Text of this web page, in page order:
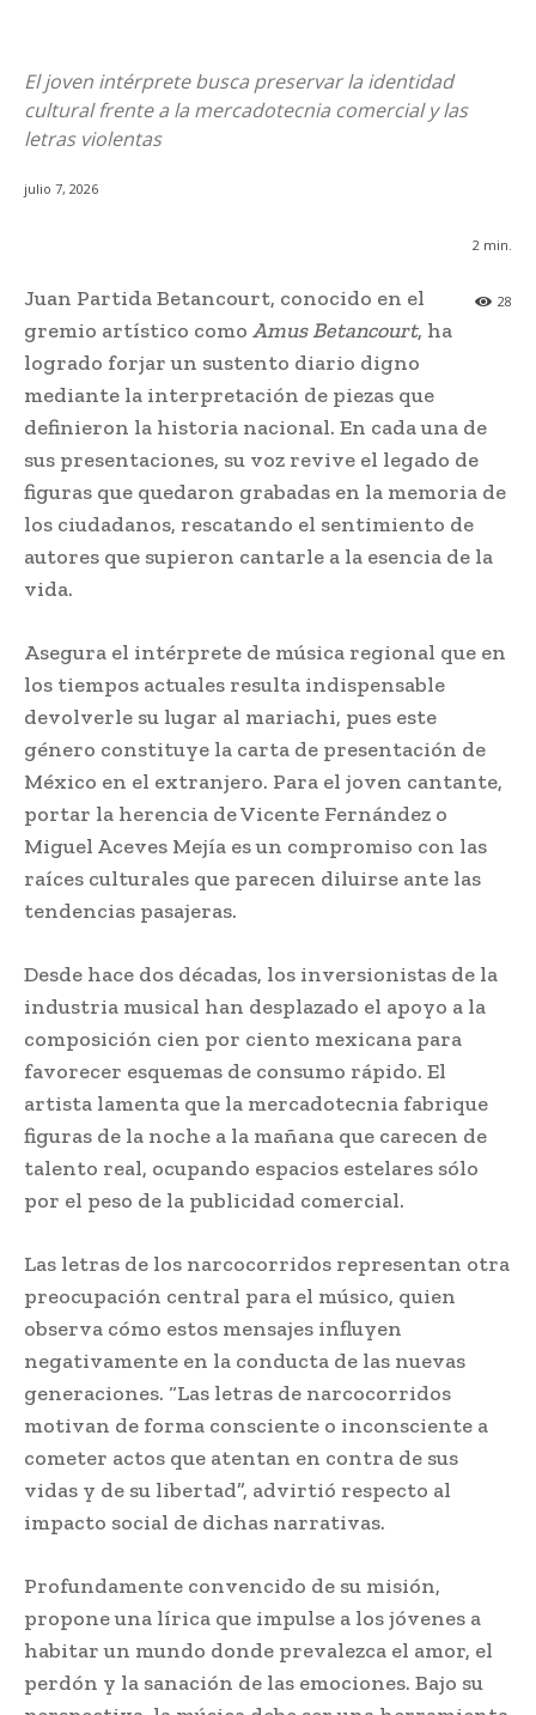
El joven intérprete busca preservar la identidad
cultural frente a la mercadotecnia comercial y las
letras violentas
julio 7, 2026
2 min.
28
Juan Partida Betancourt, conocido en el
gremio artístico como Amus Betancourt, ha
logrado forjar un sustento diario digno
mediante la interpretación de piezas que
definieron la historia nacional. En cada una de
sus presentaciones, su voz revive el legado de
figuras que quedaron grabadas en la memoria de
los ciudadanos, rescatando el sentimiento de
autores que supieron cantarle a la esencia de la
vida.
Asegura el intérprete de música regional que en
los tiempos actuales resulta indispensable
devolverle su lugar al mariachi, pues este
género constituye la carta de presentación de
México en el extranjero. Para el joven cantante,
portar la herencia de Vicente Fernández o
Miguel Aceves Mejía es un compromiso con las
raíces culturales que parecen diluirse ante las
tendencias pasajeras.
Desde hace dos décadas, los inversionistas de la
industria musical han desplazado el apoyo a la
composición cien por ciento mexicana para
favorecer esquemas de consumo rápido. El
artista lamenta que la mercadotecnia fabrique
figuras de la noche a la mañana que carecen de
talento real, ocupando espacios estelares sólo
por el peso de la publicidad comercial.
Las letras de los narcocorridos representan otra
preocupación central para el músico, quien
observa cómo estos mensajes influyen
negativamente en la conducta de las nuevas
generaciones. “Las letras de narcocorridos
motivan de forma consciente o inconsciente a
cometer actos que atentan en contra de sus
vidas y de su libertad”, advirtió respecto al
impacto social de dichas narrativas.
Profundamente convencido de su misión,
propone una lírica que impulse a los jóvenes a
habitar un mundo donde prevalezca el amor, el
perdón y la sanación de las emociones. Bajo su